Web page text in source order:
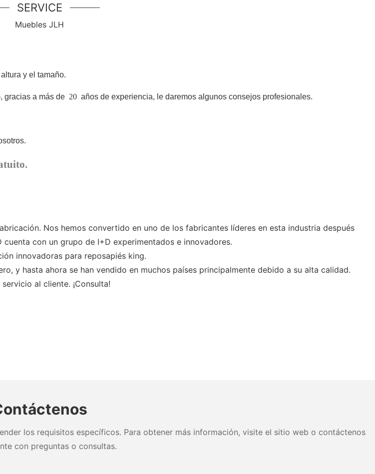
SERVICE
Muebles JLH
y el tamaño.
gracias a más de 20 años de experiencia, le daremos algunos consejos profesionales.
Nos hemos convertido en uno de los fabricantes líderes en esta industria después
cuenta con un grupo de I+D experimentados e innovadores.
innovadoras para reposapiés king.
y hasta ahora se han vendido en muchos países principalmente debido a su alta calidad.
al cliente. ¡Consulta!
los requisitos específicos. Para obtener más información, visite el sitio web o contáctenos
con preguntas o consultas.